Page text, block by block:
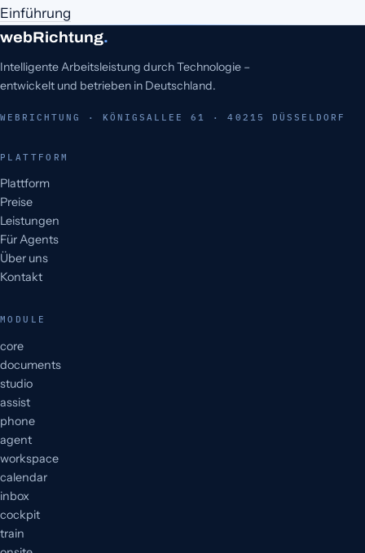
Einführung
webRichtung.
Intelligente Arbeitsleistung durch Technologie –
entwickelt und betrieben in Deutschland.
WEBRICHTUNG · KÖNIGSALLEE 61 · 40215 DÜSSELDORF
PLATTFORM
Plattform
Preise
Leistungen
Für Agents
Über uns
Kontakt
MODULE
core
documents
studio
assist
phone
agent
workspace
calendar
inbox
cockpit
train